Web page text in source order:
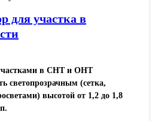
для участка в
в СНТ и ОНТ
светопрозрачным (сетка,
высотой от 1,2 до 1,8